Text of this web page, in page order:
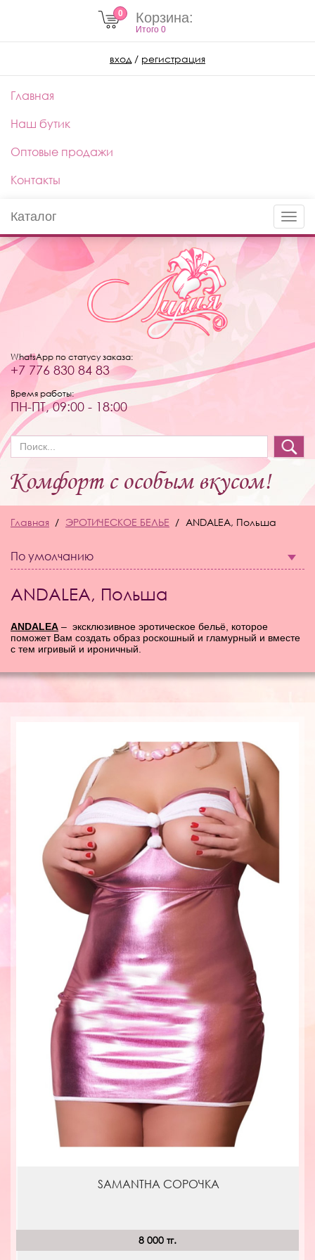
0 Корзина:
Итого 0
вход / регистрация
Главная
Наш бутик
Оптовые продажи
Контакты
Toggle
Каталог
WhatsApp по статусу заказа:
+7 776 830 84 83
Время работы:
ПН-ПТ, 09:00 - 18:00
Форма поиска
Главная ЭРОТИЧЕСКОЕ БЕЛЬЕ ANDALEA, Польша
По умолчанию
ANDALEA, Польша
ANDALEA – эксклюзивное эротическое бельё, которое
поможет Вам создать образ роскошный и гламурный и вместе
с тем игривый и ироничный.
SAMANTHA СОРОЧКА
8 000 тг.